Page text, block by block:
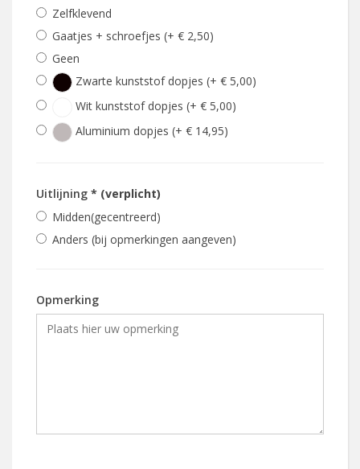
Zelfklevend
Gaatjes + schroefjes (+ € 2,50)
Geen
Zwarte kunststof dopjes (+ € 5,00)
Wit kunststof dopjes (+ € 5,00)
Aluminium dopjes (+ € 14,95)
Uitlijning * (verplicht)
Midden(gecentreerd)
Anders (bij opmerkingen aangeven)
Opmerking